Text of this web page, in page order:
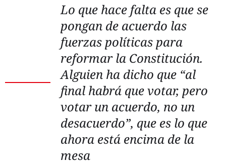
Lo que hace falta es que se
pongan de acuerdo las
fuerzas políticas para
reformar la Constitución.
Alguien ha dicho que “al
final habrá que votar, pero
votar un acuerdo, no un
desacuerdo”, que es lo que
ahora está encima de la
mesa